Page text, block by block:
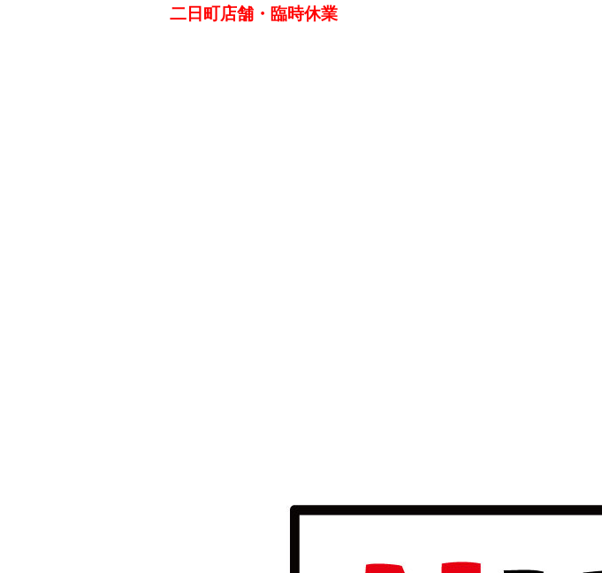
二日町店舗・臨時休業